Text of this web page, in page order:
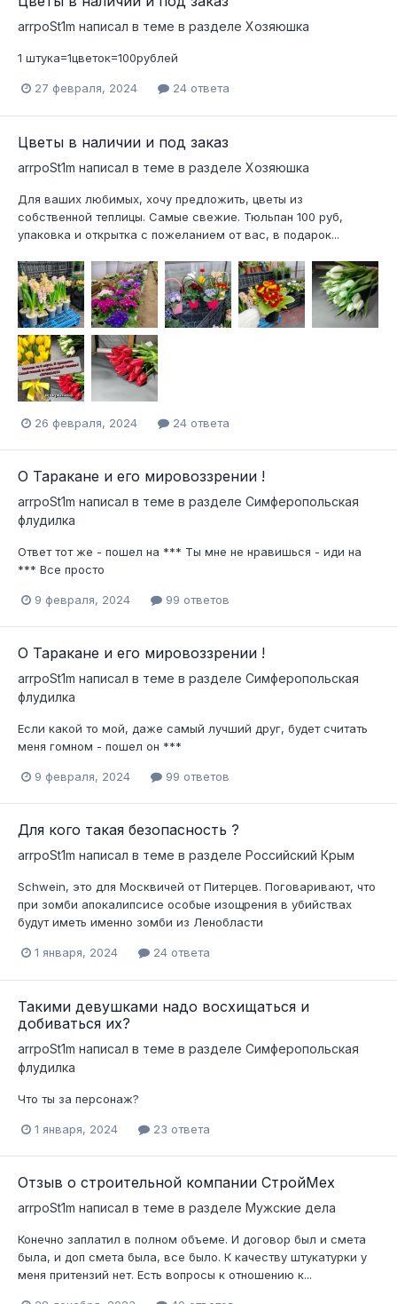
arrpoSt1m написал в теме в разделе Хозяюшка
1 штука=1цветок=100рублей
27 февраля, 2024 24 ответа
Цветы в наличии и под заказ
arrpoSt1m написал в теме в разделе Хозяюшка
Для ваших любимых, хочу предложить, цветы из
собственной теплицы. Самые свежие. Тюльпан 100 руб,
упаковка и открытка с пожеланием от вас, в подарок...
26 февраля, 2024 24 ответа
О Таракане и его мировоззрении !
arrpoSt1m написал в теме в разделе Симферопольская
флудилка
Ответ тот же - пошел на *** Ты мне не нравишься - иди на
*** Все просто
9 февраля, 2024 99 ответов
О Таракане и его мировоззрении !
arrpoSt1m написал в теме в разделе Симферопольская
флудилка
Если какой то мой, даже самый лучший друг, будет считать
меня гомном - пошел он ***
9 февраля, 2024 99 ответов
Для кого такая безопасность ?
arrpoSt1m написал в теме в разделе Российский Крым
Schwein, это для Москвичей от Питерцев. Поговаривают, что
при зомби апокалипсисе особые изощрения в убийствах
будут иметь именно зомби из Ленобласти
1 января, 2024 24 ответа
Такими девушками надо восхищаться и
добиваться их?
arrpoSt1m написал в теме в разделе Симферопольская
флудилка
Что ты за персонаж?
1 января, 2024 23 ответа
Отзыв о строительной компании СтройМех
arrpoSt1m написал в теме в разделе Мужские дела
Конечно заплатил в полном объеме. И договор был и смета
была, и доп смета была, все было. К качеству штукатурки у
меня притензий нет. Есть вопросы к отношению к...